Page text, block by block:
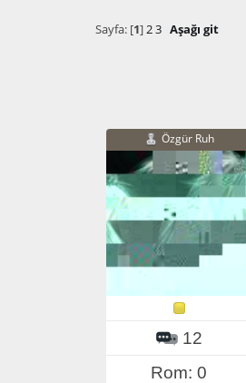
Sayfa: [1]2 3 Aşağı git
Özgür Ruh
12
Rom: 0